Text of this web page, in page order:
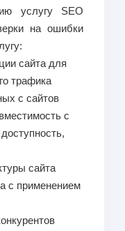
услугу SEO
на ошибки
сайта для
трафика
с сайтов
с
сайта
с применением